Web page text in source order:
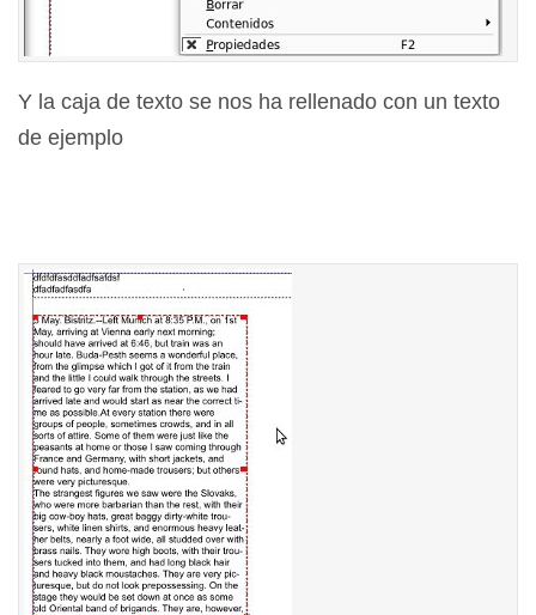
Y la caja de texto se nos ha rellenado con un texto
de ejemplo